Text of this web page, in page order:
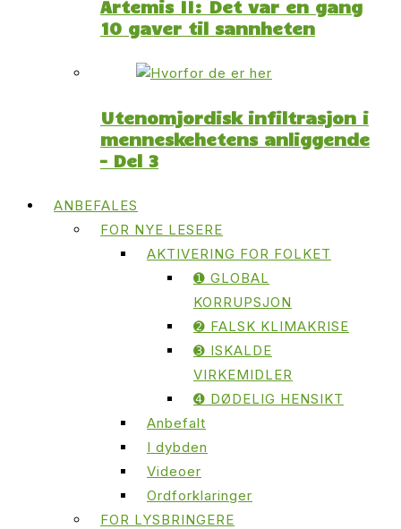
Artemis II: Det var en gang
10 gaver til sannheten
Utenomjordisk infiltrasjon i
menneskehetens anliggende
– Del 3
ANBEFALES
FOR NYE LESERE
AKTIVERING FOR FOLKET
➊ GLOBAL
KORRUPSJON
➋ FALSK KLIMAKRISE
➌ ISKALDE
VIRKEMIDLER
➍ DØDELIG HENSIKT
Anbefalt
I dybden
Videoer
Ordforklaringer
FOR LYSBRINGERE